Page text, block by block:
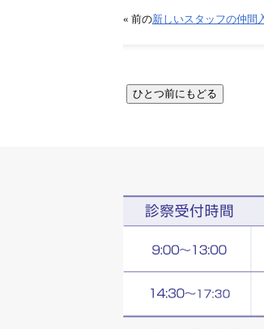
« 前の新しいスタッフの仲間